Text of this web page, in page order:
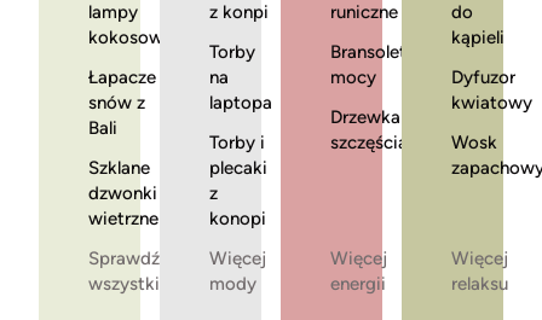
lampy
kokosowe
Łapacze
snów z
Bali
Szklane
dzwonki
wietrzne
Sprawdź
wszystkie
z konpi
Torby
na
laptopa
Torby i
plecaki
z
konopi
Więcej
mody
runiczne
Bransoletki
mocy
Drzewka
szczęścia
Więcej
energii
do
kąpieli
Dyfuzor
kwiatowy
Wosk
Więcej
relaksu